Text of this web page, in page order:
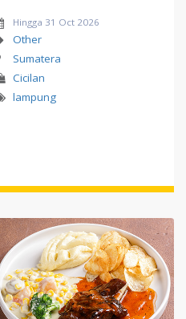
Hingga 31 Oct 2026
Other
Sumatera
Cicilan
lampung